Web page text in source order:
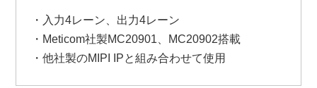
・入力4レーン、出力4レーン
・Meticom社製MC20901、MC20902搭載
・他社製のMIPI IPと組み合わせて使用